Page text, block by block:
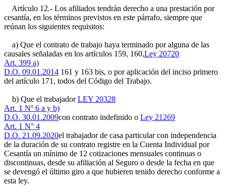
Artículo 12.- Los afiliados tendrán derecho a una prestación por
cesantía, en los términos previstos en este párrafo, siempre que
reúnan los siguientes requisitos:
a) Que el contrato de trabajo haya terminado por alguna de las
causales señaladas en los artículos 159, 160,Ley 20720
Art. 399 a)
D.O. 09.01.2014 161 y 163 bis, o por aplicación del inciso primero
del artículo 171, todos del Código del Trabajo.
b) Que el trabajadorLEY 20328
Art. 1 Nº 6 a y b)
D.O. 30.01.2009con contrato indefinido o Ley 21269
Art. 1 N° 4
D.O. 21.09.2020el trabajador de casa particular con independencia
de la duración de su contrato registre en la Cuenta Individual por
Cesantía un mínimo de 12 cotizaciones mensuales continuas o
discontinuas, desde su afiliación al Seguro o desde la fecha en que
se devengó el último giro a que hubieren tenido derecho conforme a
esta ley.